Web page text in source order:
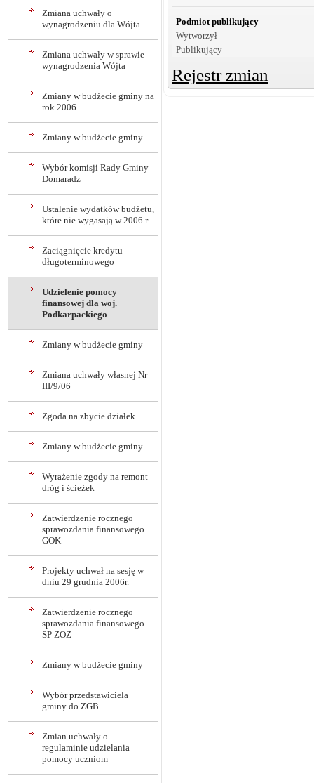
Zmiana uchwały o
wynagrodzeniu dla Wójta
Zmiana uchwały w sprawie
wynagrodzenia Wójta
Zmiany w budżecie gminy na
rok 2006
Zmiany w budżecie gminy
Wybór komisji Rady Gminy
Domaradz
Ustalenie wydatków budżetu,
które nie wygasają w 2006 r
Zaciągnięcie kredytu
długoterminowego
Udzielenie pomocy
finansowej dla woj.
Podkarpackiego
Zmiany w budżecie gminy
Zmiana uchwały własnej Nr
III/9/06
Zgoda na zbycie działek
Zmiany w budżecie gminy
Wyrażenie zgody na remont
dróg i ścieżek
Zatwierdzenie rocznego
sprawozdania finansowego
GOK
Projekty uchwał na sesję w
dniu 29 grudnia 2006r.
Zatwierdzenie rocznego
sprawozdania finansowego
SP ZOZ
Zmiany w budżecie gminy
Wybór przedstawiciela
gminy do ZGB
Zmian uchwały o
regulaminie udzielania
pomocy uczniom
Podmiot publikujący
Wytworzył
Publikujący
Rejestr zmian